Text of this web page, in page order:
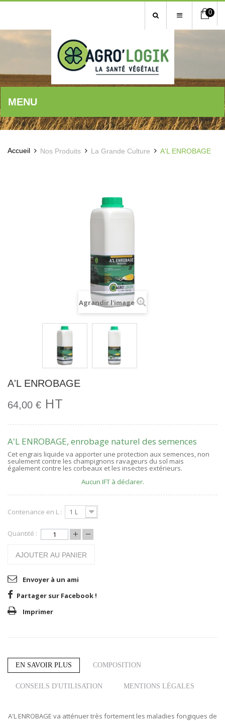
0
MENU
Accueil Nos Produits La Grande Culture A'L ENROBAGE
Agrandir l'image
A'L ENROBAGE
64,00 € HT
A'L ENROBAGE, enrobage naturel des semences
Cet engrais liquide va apporter une protection aux semences, non
seulement contre les champignons ravageurs du sol mais
également contre les corbeaux et les insectes extérieurs.
Aucun IFT à déclarer.
Contenance en L : 1 L
Quantité :
AJOUTER AU PANIER
Envoyer à un ami
Partager sur Facebook !
Imprimer
EN SAVOIR PLUS COMPOSITION
CONSEILS D'UTILISATION MENTIONS LÉGALES
A'L ENROBAGE va atténuer très fortement les maladies fongiques de